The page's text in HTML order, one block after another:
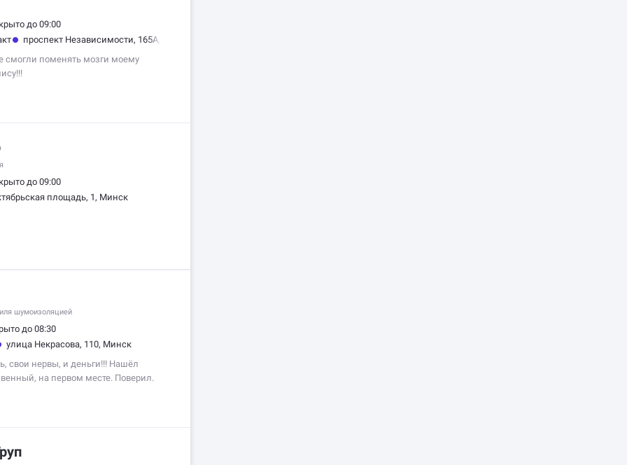
до 09:00
проспект Независимости, 165А, Минск
смогли поменять мозги моему
до 09:00
площадь, 1, Минск
шумоизоляцией
до 08:30
улица Некрасова, 110, Минск
свои нервы, и деньги!!! Нашёл
на первом месте. Поверил.
Сдал в пятницу, забирать
в районе обеда: готово,